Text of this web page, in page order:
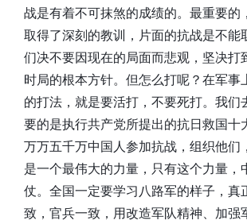
战是有着不可抹煞的成绩的。最重要的
取得了深刻的教训，片面的抗战是不能
们决不要因现在的局面而悲观，坚决打
时局的根本方针。但怎么打呢？在军事
的打法，就是要活打，不要死打。我们
要的是执行共产党所提出的抗日救国十
万万五千万中国人参加抗战，组织他们
是一个最伟大的力量，只有这个力量，
仗。全国一定要学习八路军的样子，真
致，官兵一致，用改造军队精神、加强